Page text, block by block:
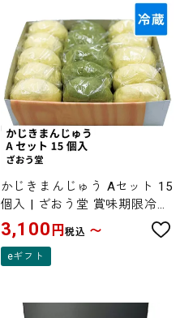
かじきまんじゅう Aセット 15
個入 | ざおう堂 賞味期限冷蔵
7日
3,100 円税込 〜
eギフト